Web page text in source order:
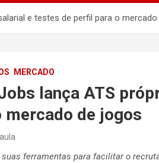
e testes de perfil para o
MERCADO
lança ATS
de jogos
ferramentas para facilitar o